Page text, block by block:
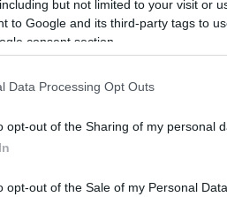
but not limited to your visit or
to Google and its third-party tags to
consent section.
Data Processing Opt Outs
opt-out of the Sharing of my personal
opt-out of the Sale of my Personal Data.
ΑΠΕ, καθώς και τη
σταθμών
στόχο την εγκατάσταση
Ανθεκτικότητας.